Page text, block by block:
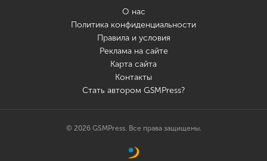
О нас
Политика конфиденциальности
Правила и условия
Реклама на сайте
Карта сайта
Контакты
Стать автором GSMPress?
© 2026 GSMPress. Все права защищены.